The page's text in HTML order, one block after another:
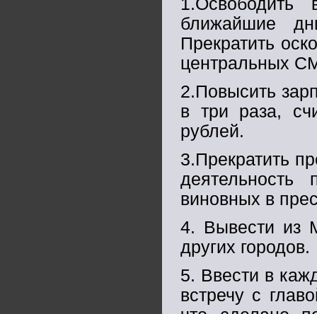
ближайшие
Прекратить
центральных
2.Повысить
в три раза,
рублей.
3.Прекратить
деятельность
виновных в
4. Вывести из
других городов.
5. Ввести в
встречу с